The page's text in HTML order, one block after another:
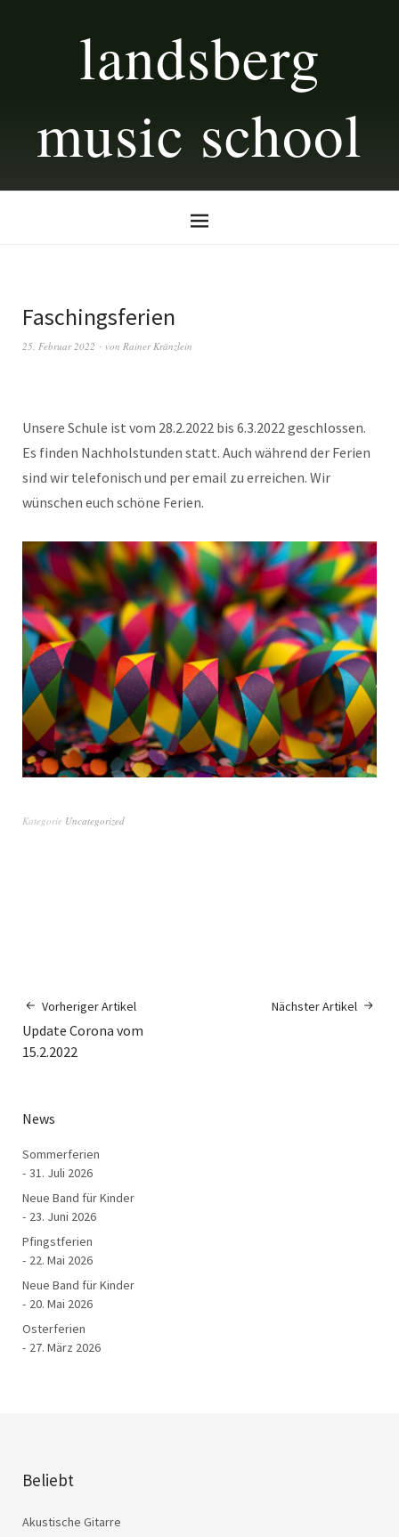
landsberg
music school
Faschingsferien
25. Februar 2022 von Rainer Kränzlein
Unsere Schule ist vom 28.2.2022 bis 6.3.2022 geschlossen.
Es finden Nachholstunden statt. Auch während der Ferien
sind wir telefonisch und per email zu erreichen. Wir
wünschen euch schöne Ferien.
Kategorie Uncategorized
Vorheriger Artikel
Update Corona vom
15.2.2022
Nächster Artikel
News
Sommerferien
31. Juli 2026
Neue Band für Kinder
23. Juni 2026
Pfingstferien
22. Mai 2026
Neue Band für Kinder
20. Mai 2026
Osterferien
27. März 2026
Beliebt
Akustische Gitarre